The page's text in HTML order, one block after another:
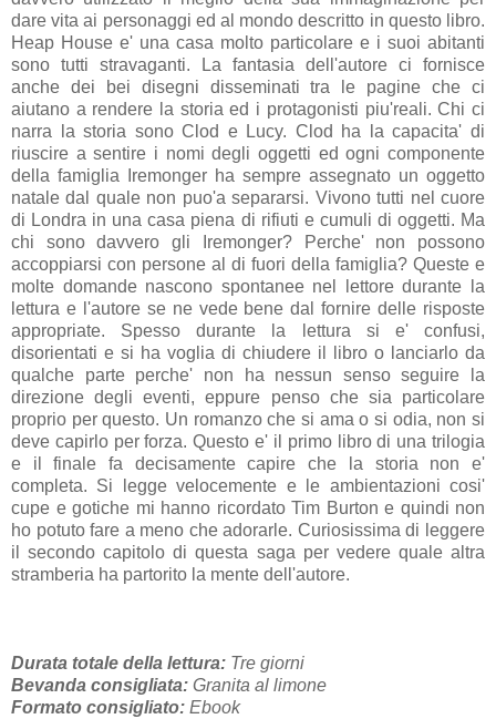
dare vita ai personaggi ed al mondo descritto in questo libro.
Heap House e' una casa molto particolare e i suoi abitanti
sono tutti stravaganti. La fantasia dell'autore ci fornisce
anche dei bei disegni disseminati tra le pagine che ci
aiutano a rendere la storia ed i protagonisti piu'reali. Chi ci
narra la storia sono Clod e Lucy. Clod ha la capacita' di
riuscire a sentire i nomi degli oggetti ed ogni componente
della famiglia Iremonger ha sempre assegnato un oggetto
natale dal quale non puo'a separarsi. Vivono tutti nel cuore
di Londra in una casa piena di rifiuti e cumuli di oggetti. Ma
chi sono davvero gli Iremonger? Perche' non possono
accoppiarsi con persone al di fuori della famiglia? Queste e
molte domande nascono spontanee nel lettore durante la
lettura e l'autore se ne vede bene dal fornire delle risposte
appropriate. Spesso durante la lettura si e' confusi,
disorientati e si ha voglia di chiudere il libro o lanciarlo da
qualche parte perche' non ha nessun senso seguire la
direzione degli eventi, eppure penso che sia particolare
proprio per questo. Un romanzo che si ama o si odia, non si
deve capirlo per forza. Questo e' il primo libro di una trilogia
e il finale fa decisamente capire che la storia non e'
completa. Si legge velocemente e le ambientazioni cosi'
cupe e gotiche mi hanno ricordato Tim Burton e quindi non
ho potuto fare a meno che adorarle. Curiosissima di leggere
il secondo capitolo di questa saga per vedere quale altra
stramberia ha partorito la mente dell'autore.
Durata totale della lettura: Tre giorni
Bevanda consigliata: Granita al limone
Formato consigliato: Ebook